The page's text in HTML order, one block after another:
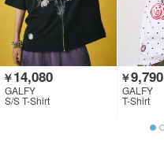
￥14,080
GALFY
S/S T-Shirt
￥9,790
GALFY
T-Shirt